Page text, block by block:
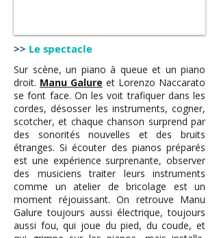
>> Le spectacle
Sur scène, un piano à queue et un piano
droit. Manu Galure et Lorenzo Naccarato
se font face. On les voit trafiquer dans les
cordes, désosser les instruments, cogner,
scotcher, et chaque chanson surprend par
des sonorités nouvelles et des bruits
étranges. Si écouter des pianos préparés
est une expérience surprenante, observer
des musiciens traiter leurs instruments
comme un atelier de bricolage est un
moment réjouissant. On retrouve Manu
Galure toujours aussi électrique, toujours
aussi fou, qui joue du pied, du coude, et